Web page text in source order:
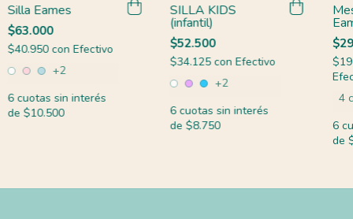
Silla Eames
$63.000
$40.950 con Efectivo
+2
6 cuotas sin interés
de $10.500
SILLA KIDS
(infantil)
$52.500
$34.125 con Efectivo
+2
6 cuotas sin interés
de $8.750
4
6
de